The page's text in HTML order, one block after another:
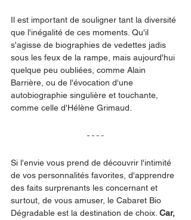
Il est important de souligner tant la diversité
que l'inégalité de ces moments. Qu'il
s'agisse de biographies de vedettes jadis
sous les feux de la rampe, mais aujourd'hui
quelque peu oubliées, comme Alain
Barrière, ou de l'évocation d'une
autobiographie singulière et touchante,
comme celle d'Hélène Grimaud.
Si l'envie vous prend de découvrir l'intimité
de vos personnalités favorites, d'apprendre
des faits surprenants les concernant et
surtout, de vous amuser, le Cabaret Bio
Dégradable est la destination de choix. Car,